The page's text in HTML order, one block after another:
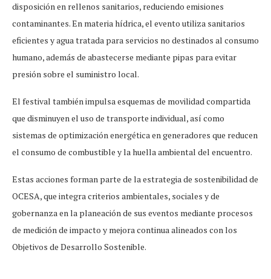
disposición en rellenos sanitarios, reduciendo emisiones
contaminantes. En materia hídrica, el evento utiliza sanitarios
eficientes y agua tratada para servicios no destinados al consumo
humano, además de abastecerse mediante pipas para evitar
presión sobre el suministro local.
El festival también impulsa esquemas de movilidad compartida
que disminuyen el uso de transporte individual, así como
sistemas de optimización energética en generadores que reducen
el consumo de combustible y la huella ambiental del encuentro.
Estas acciones forman parte de la estrategia de sostenibilidad de
OCESA, que integra criterios ambientales, sociales y de
gobernanza en la planeación de sus eventos mediante procesos
de medición de impacto y mejora continua alineados con los
Objetivos de Desarrollo Sostenible.